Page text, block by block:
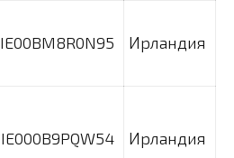
IE00BM8R0N95 Ирландия
IE000B9PQW54 Ирландия